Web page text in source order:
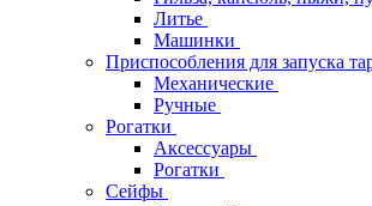
Литье
Машинки
Приспособления для запуска
Механические
Ручные
Рогатки
Аксессуары
Рогатки
Сейфы